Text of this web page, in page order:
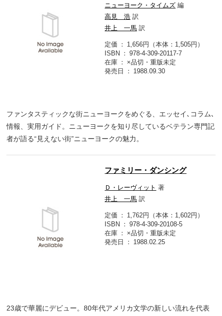
ニューヨーク・タイムズ 編
高見 浩 訳
井上 一馬 訳
定価
1,656円（本体：1,505円）
ISBN
978-4-309-20117-7
在庫
×品切・重版未定
発売日
1988.09.30
ファンタスティックな街ニューヨークをめぐる、エッセイ､コラム､
情報、実用ガイド。ニューヨークを知り尽しているベテラン専門記
者が語る“見えない街”ニューヨークの魅力。
ファミリー・ダンシング
Ｄ・レーヴィット 著
井上 一馬 訳
定価
1,762円（本体：1,602円）
ISBN
978-4-309-20108-5
在庫
×品切・重版未定
発売日
1988.02.25
23歳で華麗にデビュー。80年代アメリカ文学の新しい流れを代表